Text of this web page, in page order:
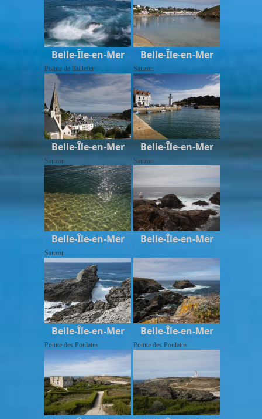
Belle-Île-en-Mer
Pointe de Taillefer
Belle-Île-en-Mer
Sauzon
Belle-Île-en-Mer
Sauzon
Belle-Île-en-Mer
Sauzon
Belle-Île-en-Mer
Sauzon
Belle-Île-en-Mer
Belle-Île-en-Mer
Pointe des Poulains
Belle-Île-en-Mer
Pointe des Poulains